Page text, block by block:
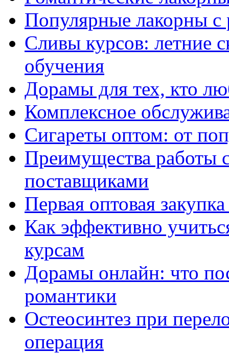
Популярные лакорны с
Сливы курсов: летние
обучения
Дорамы для тех, кто
Комплексное
Сигареты оптом: от
Преимущества работы
поставщиками
Первая оптовая
Как эффективно
курсам
Дорамы онлайн: что
романтики
Остеосинтез при
операция